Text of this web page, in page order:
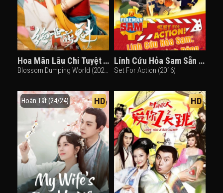
Hoa Mãn Lâu Chi Tuyệt Thế Hoa Khôi
Blossom Dumping World (2023)
Lính Cứu Hỏa Sam Sẵn Sàng Hành Động
Set For Action (2016)
Hoàn Tất (24/24) HD HD